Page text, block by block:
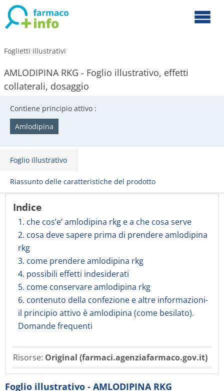
Foglietti illustrativi
AMLODIPINA RKG - Foglio illustrativo, effetti
collaterali, dosaggio
Contiene principio attivo :
Amlodipina
Foglio illustrativo
Riassunto delle caratteristiche del prodotto
Indice
1. che cos’e’ amlodipina rkg e a che cosa serve
2. cosa deve sapere prima di prendere amlodipina
rkg
3. come prendere amlodipina rkg
4. possibili effetti indesiderati
5. come conservare amlodipina rkg
6. contenuto della confezione e altre informazioni-
il principio attivo è amlodipina (come besilato).
Domande frequenti
Risorse: Original (farmaci.agenziafarmaco.gov.it)
Foglio illustrativo - AMLODIPINA RKG